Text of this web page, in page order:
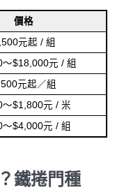
價格
元起 / 組
$18,000元 / 組
元起／組
～$1,800元 / 米
$4,000元 / 組
鐵捲門種